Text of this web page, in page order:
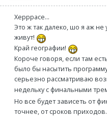
Херррасе...
Это ж так далеко, шо я аж
живут!
Край географии!
Короче говоря, если там
было бы насытить
серьезно рассматриваю
недельку с финальными
Но все будет зависеть от
точнее, от сроков